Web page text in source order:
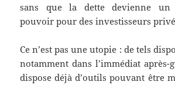
sans que la dette devienne un
pouvoir pour des investisseurs
Ce n’est pas une utopie : de tels
notamment dans l’immédiat après-
dispose déjà d’outils pouvant être